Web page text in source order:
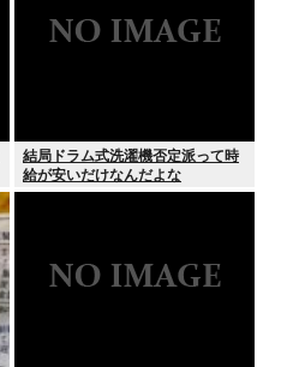
結局ドラム式洗濯機否定派って時
給が安いだけなんだよな